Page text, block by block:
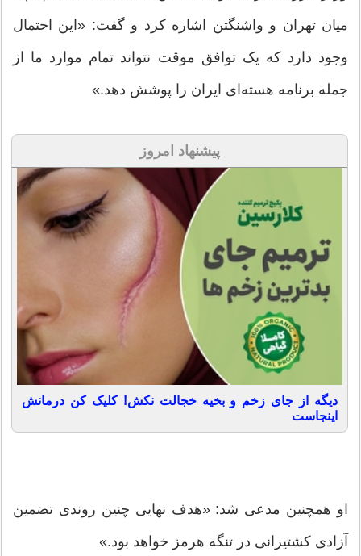
میان تهران و واشنگتن اشاره کرد و گفت: «این احتمال
وجود دارد که یک توافق موقت نتواند تمام موارد ما از
جمله برنامه هسته‌ای ایران را پوشش دهد.»
پیشنهاد امروز
دیگه از جای زخم و بخیه خجالت نکش! کلیک کن درمانش
اینجاست
او همچنین مدعی شد: «هدف نهایی چنین روندی تضمین
آزادی کشتیرانی در تنگه هرمز خواهد بود.»